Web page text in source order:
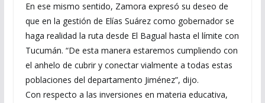
En ese mismo sentido, Zamora expresó su deseo de
que en la gestión de Elías Suárez como gobernador se
haga realidad la ruta desde El Bagual hasta el límite con
Tucumán. “De esta manera estaremos cumpliendo con
el anhelo de cubrir y conectar vialmente a todas estas
poblaciones del departamento Jiménez”, dijo.
Con respecto a las inversiones en materia educativa,